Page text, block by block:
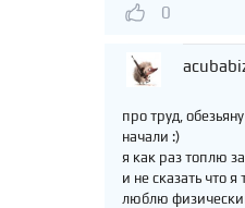
0
про труд,
начали :)
я как раз топлю
и не сказать что
люблю